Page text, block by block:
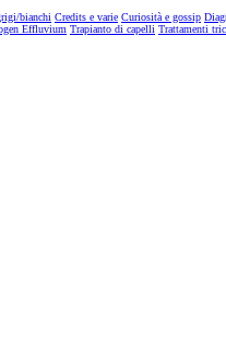
bianchi Credits e varie Curiosità e gossip
Effluvium Trapianto di capelli Trattamenti